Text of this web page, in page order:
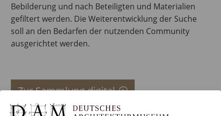
Bebilderung und nach Beteiligten und Materialien
gefiltert werden. Die Weiterentwicklung der Suche
soll an den Bedarfen der nutzenden Community
ausgerichtet werden.
Zur Sammlung digital